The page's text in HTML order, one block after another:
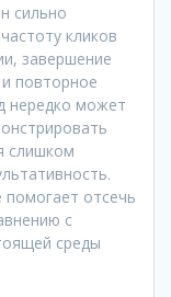
сильно
кликов
завершение
повторное
нередко может
слишком
помогает отсечь
с
среды